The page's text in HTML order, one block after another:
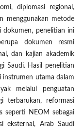
diplomasi regional,
menggunakan metode
dokumen, penelitian ini
dokumen resmi
dan kajian akademik
Saudi. Hasil penelitian
instrumen utama dalam
melalui penguatan
terbarukan, reformasi
seperti NEOM sebagai
eksternal, Arab Saudi